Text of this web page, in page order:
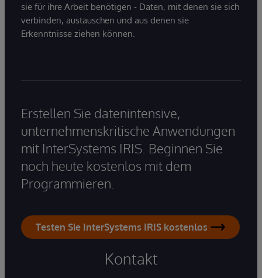
sie für ihre Arbeit benötigen - Daten, mit denen sie sich
verbinden, austauschen und aus denen sie
Erkenntnisse ziehen können.
Erstellen Sie datenintensive,
unternehmenskritische Anwendungen
mit InterSystems IRIS. Beginnen Sie
noch heute kostenlos mit dem
Programmieren.
Testen Sie InterSystems IRIS kostenlos
Kontakt